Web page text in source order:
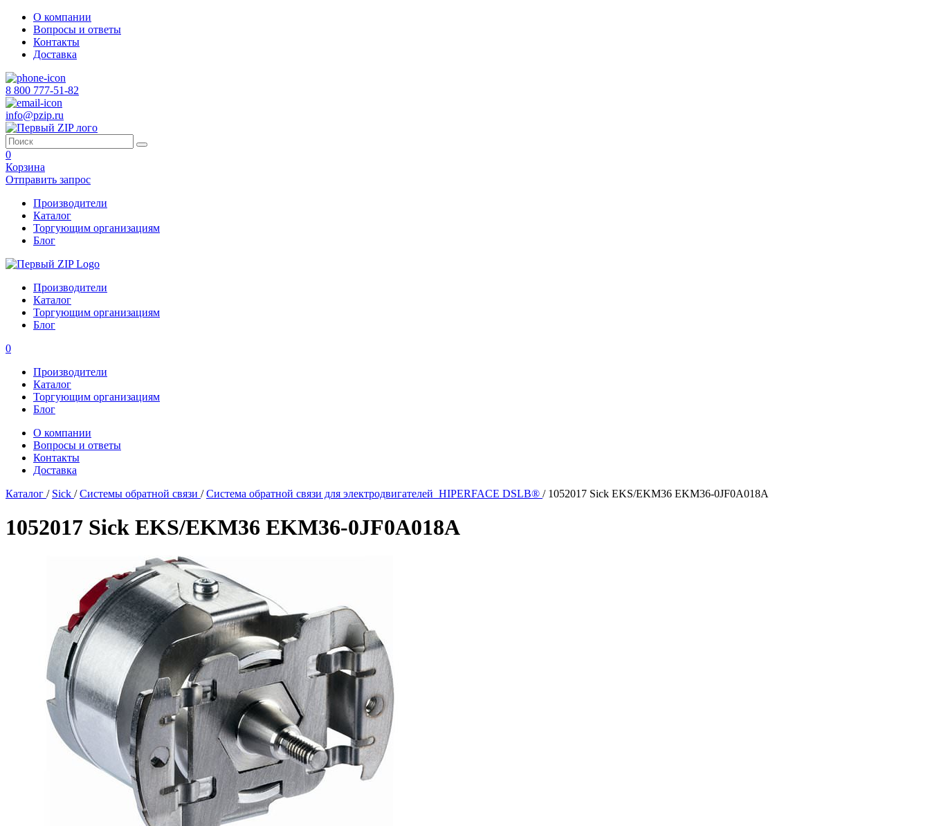
О компании
Вопросы и ответы
Контакты
Доставка
8 800 777-51-82
info@pzip.ru
0
Корзина
Отправить запрос
Производители
Каталог
Торгующим организациям
Блог
Производители
Каталог
Торгующим организациям
Блог
0
Производители
Каталог
Торгующим организациям
Блог
О компании
Вопросы и ответы
Контакты
Доставка
Каталог / Sick /Системы обратной связи /Система обратной связи для электродвигателей HIPERFACE DSLВ® / 1052017 Sick EKS/EKM36 EKM36-0JF0A018A
1052017 Sick EKS/EKM36 EKM36-0JF0A018A